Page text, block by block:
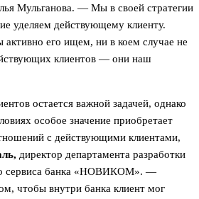
Мульганова. — Мы в своей стратегии
уделяем действующему клиенту.
его ищем, ни в коем случае не
клиентов — они наш
остается важной задачей, однако
особое значение приобретает
с действующими клиентами,
директор департамента разработки
сервиса банка «НОВИКОМ». —
чтобы внутри банка клиент мог